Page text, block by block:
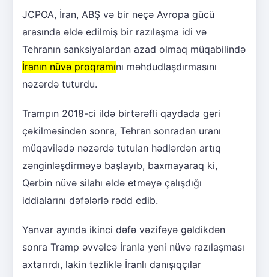
JCPOA, İran, ABŞ və bir neçə Avropa gücü
arasında əldə edilmiş bir razılaşma idi və
Tehranın sanksiyalardan azad olmaq müqabilində
İranın nüvə proqramını məhdudlaşdırmasını
nəzərdə tuturdu.
Trampın 2018-ci ildə birtərəfli qaydada geri
çəkilməsindən sonra, Tehran sonradan uranı
müqavilədə nəzərdə tutulan hədlərdən artıq
zənginləşdirməyə başlayıb, baxmayaraq ki,
Qərbin nüvə silahı əldə etməyə çalışdığı
iddialarını dəfələrlə rədd edib.
Yanvar ayında ikinci dəfə vəzifəyə gəldikdən
sonra Tramp əvvəlcə İranla yeni nüvə razılaşması
axtarırdı, lakin tezliklə İranlı danışıqçılar